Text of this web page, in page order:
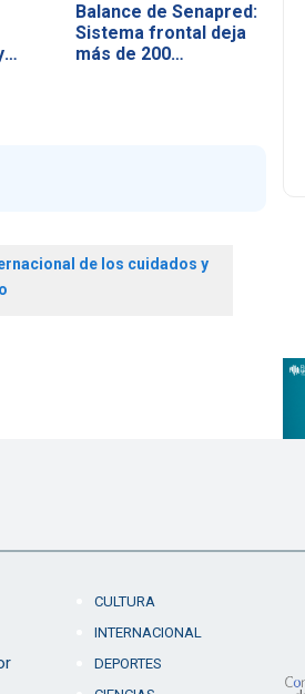
Balance de Senapred:
Sistema frontal deja
más de 200…
de los cuidados y
CULTURA
INTERNACIONAL
DEPORTES